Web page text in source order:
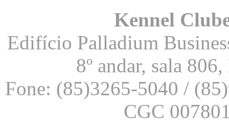
Kennel
Edifício Palladium
8º andar, sala
Fone: (85)3265-5040 /
CGC